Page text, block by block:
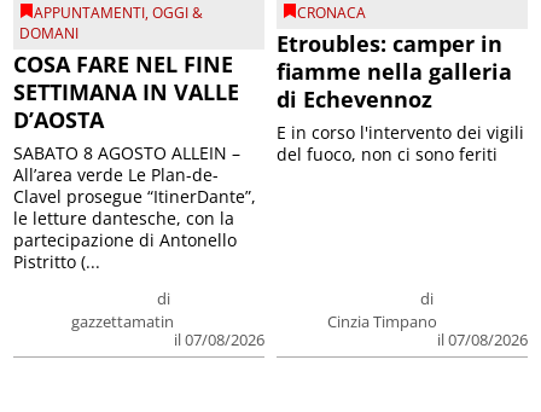
APPUNTAMENTI,OGGI &
DOMANI
COSA FARE NEL FINE
SETTIMANA IN VALLE
D’AOSTA
di
gazzettamatin
il 07/08/2026
SABATO 8 AGOSTO ALLEIN –
All’area verde Le Plan-de-
Clavel prosegue “ItinerDante”,
le letture dantesche, con la
partecipazione di Antonello
Pistritto (...
CRONACA
Etroubles: camper in
fiamme nella galleria
di Echevennoz
di
Cinzia Timpano
il 07/08/2026
E in corso l'intervento dei vigili
del fuoco, non ci sono feriti